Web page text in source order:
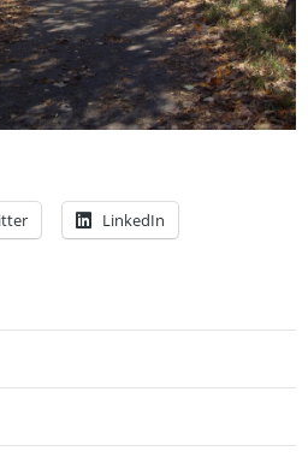
LinkedIn